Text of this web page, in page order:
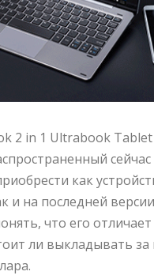
2 in 1 Ultrabook Tablet
как
и на последней
что его отличает
ли выкладывать за